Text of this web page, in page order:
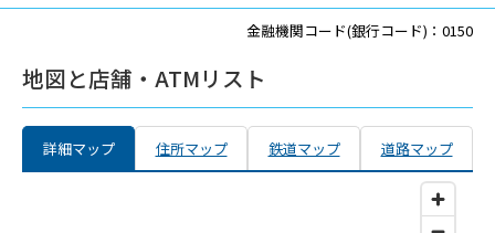
金融機関コード(銀行コード)：0150
地図と店舗・ATMリスト
詳細マップ 住所マップ 鉄道マップ 道路マップ